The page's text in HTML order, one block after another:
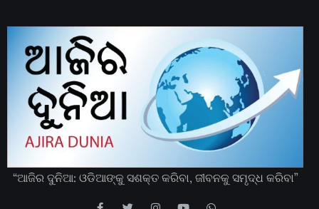
“ଆଜିର ଦୁନିଆ: ଓଡିଆଙ୍କୁ ସଶକ୍ତ କରିବା, ଜୀବନକୁ ସମୃଦ୍ଧ କରିବା”